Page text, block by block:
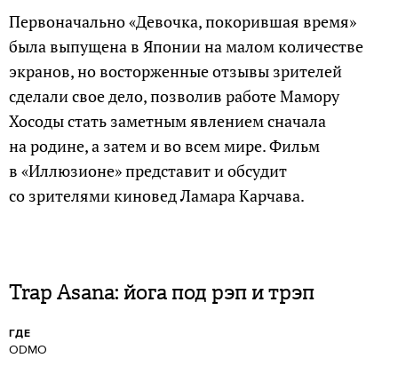
Первоначально «Девочка, покорившая время»
была выпущена в Японии на малом количестве
экранов, но восторженные отзывы зрителей
сделали свое дело, позволив работе Мамору
Хосоды стать заметным явлением сначала
на родине, а затем и во всем мире. Фильм
в «Иллюзионе» представит и обсудит
со зрителями киновед Ламара Карчава.
Trap Asana: йога под рэп и трэп
ГДЕ
ODMO